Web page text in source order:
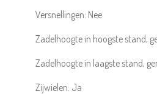
Versnellingen: Nee
Zadelhoogte in hoogste stand,
Zadelhoogte in laagste stand,
Zijwielen: Ja